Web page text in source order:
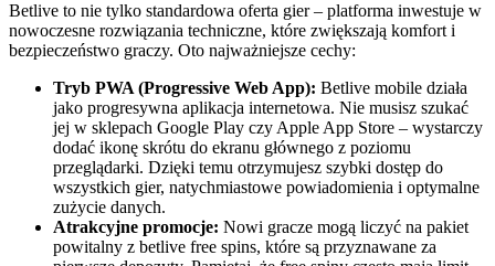
Betlive to nie tylko standardowa oferta gier – platforma inwestuje w
nowoczesne rozwiązania techniczne, które zwiększają komfort i
bezpieczeństwo graczy. Oto najważniejsze cechy:
Tryb PWA (Progressive Web App): Betlive mobile działa
jako progresywna aplikacja internetowa. Nie musisz szukać
jej w sklepach Google Play czy Apple App Store – wystarczy
dodać ikonę skrótu do ekranu głównego z poziomu
przeglądarki. Dzięki temu otrzymujesz szybki dostęp do
wszystkich gier, natychmiastowe powiadomienia i optymalne
zużycie danych.
Atrakcyjne promocje: Nowi gracze mogą liczyć na pakiet
powitalny z betlive free spins, które są przyznawane za